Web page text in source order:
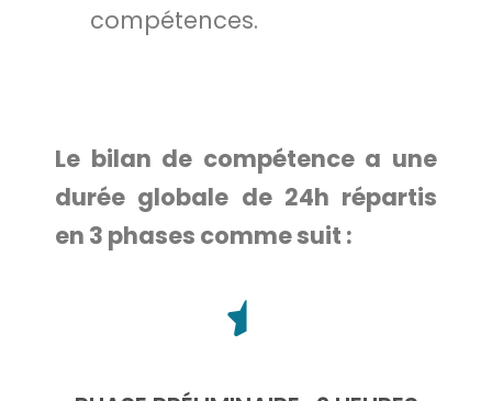
compétences.
Le bilan de compétence a une
durée globale de 24h répartis
en 3 phases comme suit :